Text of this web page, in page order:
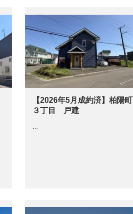
【2026年5月成約済】柏陽町
３丁目 戸建
…